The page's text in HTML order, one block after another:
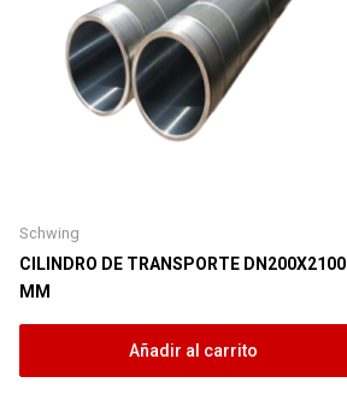
Schwing
CILINDRO DE TRANSPORTE DN200X2100
MM
Añadir al carrito